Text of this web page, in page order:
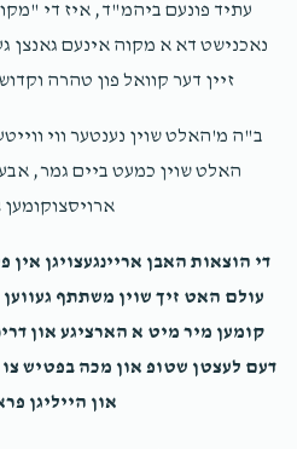
עתיד פונעם ביהמ"ד, איז די
נאכנישט דא א מקוה אינעם גאנצן
זיין דער קוואל פון טהרה
ב"ה מ'האלט שוין נענטער ווי
האלט שוין כמעט ביים גמר,
ארויסצוקומען
די הוצאות האבן אריינגעצויגן אין
עולם האט זיך שוין משתתף
קומען מיר מיט א הארציגע און
דעם לעצטן שטופ און מכה בפטיש צו
און הייליגן